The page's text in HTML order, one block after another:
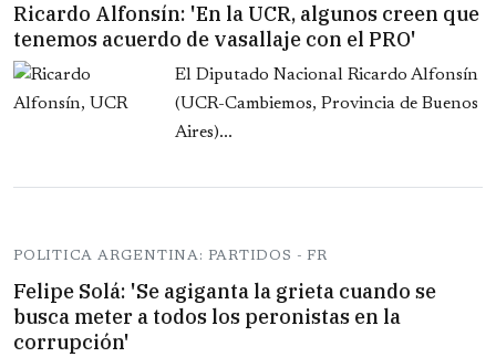
Ricardo Alfonsín: 'En la UCR, algunos creen que
tenemos acuerdo de vasallaje con el PRO'
El Diputado Nacional Ricardo Alfonsín
(UCR-Cambiemos, Provincia de Buenos
Aires)...
POLITICA ARGENTINA: PARTIDOS - FR
Felipe Solá: 'Se agiganta la grieta cuando se
busca meter a todos los peronistas en la
corrupción'